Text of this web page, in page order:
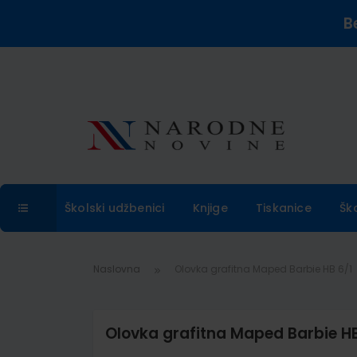
Školski udžbenici Knjige Tiskanice
Naslovna
Olovka grafitna Maped Barbie